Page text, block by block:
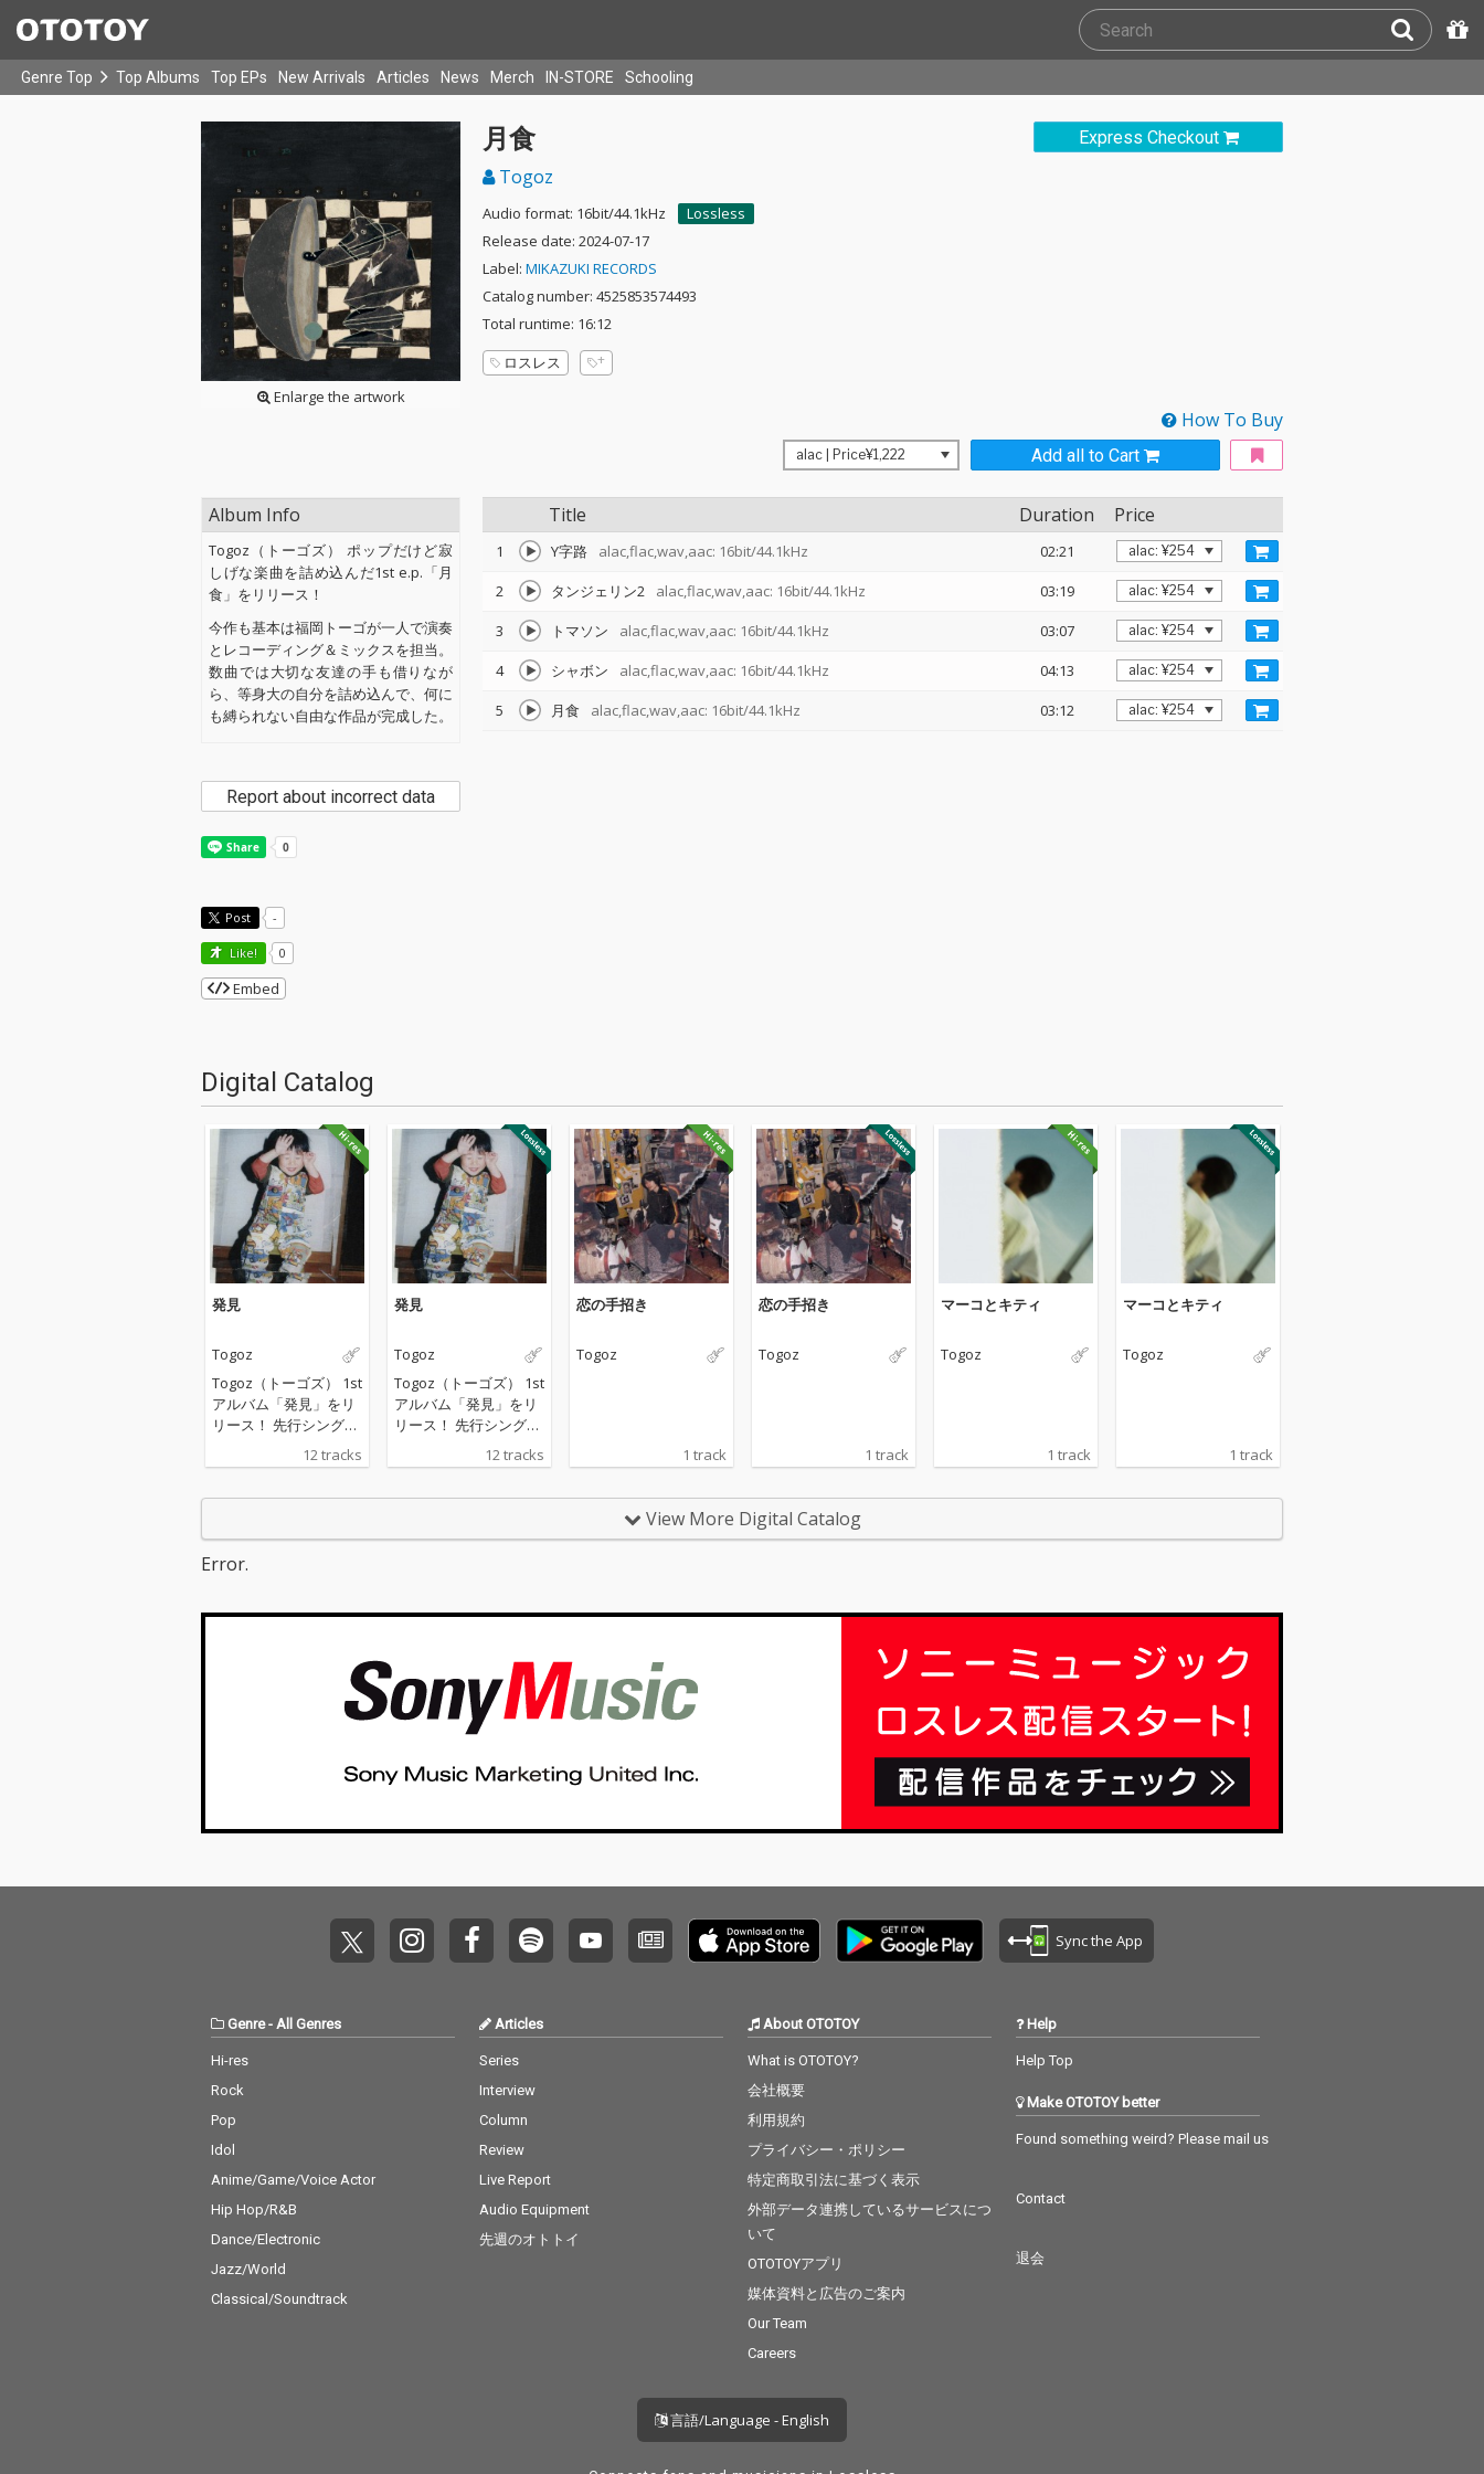
Genre Top Top Albums Top EPs New Arrivals Articles News Merch IN-STORE Schooling
Enlarge the artwork
Express Checkout
月食
Togoz
Audio format: 16bit/44.1kHz
Lossless
Release date: 2024-07-17
Label: MIKAZUKI RECORDS
Catalog number: 4525853574493
Total runtime: 16:12
ロスレス
How To Buy
Add all to Cart
Title Duration Price
1 Y字路 alac,flac,wav,aac: 16bit/44.1kHz
02:21
2
タンジェリン2 alac,flac,wav,aac: 16bit/44.1kHz
03:19
3
トマソン alac,flac,wav,aac: 16bit/44.1kHz
03:07
4
シャボン alac,flac,wav,aac: 16bit/44.1kHz
04:13
5
月食 alac,flac,wav,aac: 16bit/44.1kHz 03:12
Album Info
Togoz（トーゴズ） ポップだけど寂
しげな楽曲を詰め込んだ1st e.p.「月
食」をリリース！
今作も基本は福岡トーゴが一人で演奏
とレコーディング＆ミックスを担当。
数曲では大切な友達の手も借りなが
ら、等身大の自分を詰め込んで、何に
も縛られない自由な作品が完成した。
Report about incorrect data
Post -
Like! 0
Embed
Digital Catalog
発見
Togoz
Togoz（トーゴズ） 1st
アルバム「発見」をリ
リース！ 先行シングル
「アムニジア」「マー
コとキティ」「恋の手
ップで驚きに満ちたイ
箱！
12 tracks
発見
Togoz
Togoz（トーゴズ） 1st
アルバム「発見」をリ
リース！ 先行シングル
「アムニジア」「マー
コとキティ」「恋の手
箱！
12 tracks
恋の手招き
Togoz
1 track
恋の手招き
Togoz
1 track
マーコとキティ
Togoz
1 track
マーコとキティ
Togoz
1 track
View More Digital Catalog
Error.
Sync the App
Genre- All Genres
Hi-res
Rock
Pop
Idol
Anime/Game/Voice Actor
Hip Hop/R&B
Dance/Electronic
Jazz/World
Classical/Soundtrack
Articles
Series
Interview
Column
Review
Live Report
Audio Equipment
先週のオトトイ
About OTOTOY
What is OTOTOY?
会社概要
利用規約
プライバシー・ポリシー
特定商取引法に基づく表示
外部データ連携しているサービスにつ
いて
OTOTOYアプリ
媒体資料と広告のご案内
Our Team
Careers
Help
Help Top
Make OTOTOY better
Found something weird? Please mail us
Contact
退会
言語/Language - English